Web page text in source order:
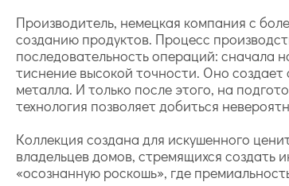
Производитель, немецкая компания с
созданию продуктов. Процесс
последовательность операций: сначала
тиснение высокой точности. Оно
металла. И только после этого, на
технология позволяет добиться
Коллекция создана для искушенного
владельцев домов, стремящихся создать
«осознанную роскошь», где